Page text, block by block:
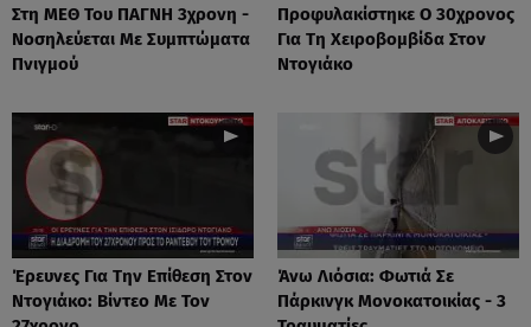
Στη ΜΕΘ Του ΠΑΓΝΗ 3χρονη -
Νοσηλεύεται Με Συμπτώματα
Πνιγμού
Προφυλακίστηκε Ο 30χρονος
Για Τη Χειροβομβίδα Στον
Ντογιάκο
Έρευνες Για Την Επίθεση Στον
Ντογιάκο: Βίντεο Με Τον
Άνω Λιόσια: Φωτιά Σε
Πάρκινγκ Μονοκατοικίας - 3